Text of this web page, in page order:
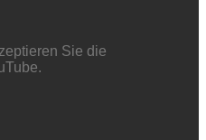
Sie die